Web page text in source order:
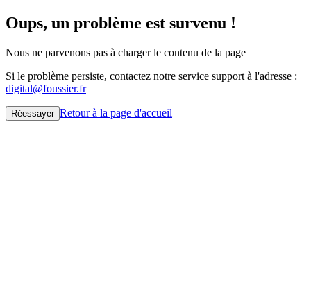
Oups, un problème est survenu !
Nous ne parvenons pas à charger le contenu de la page
Si le problème persiste, contactez notre service support à l'adresse :
digital@foussier.fr
Réessayer Retour à la page d'accueil